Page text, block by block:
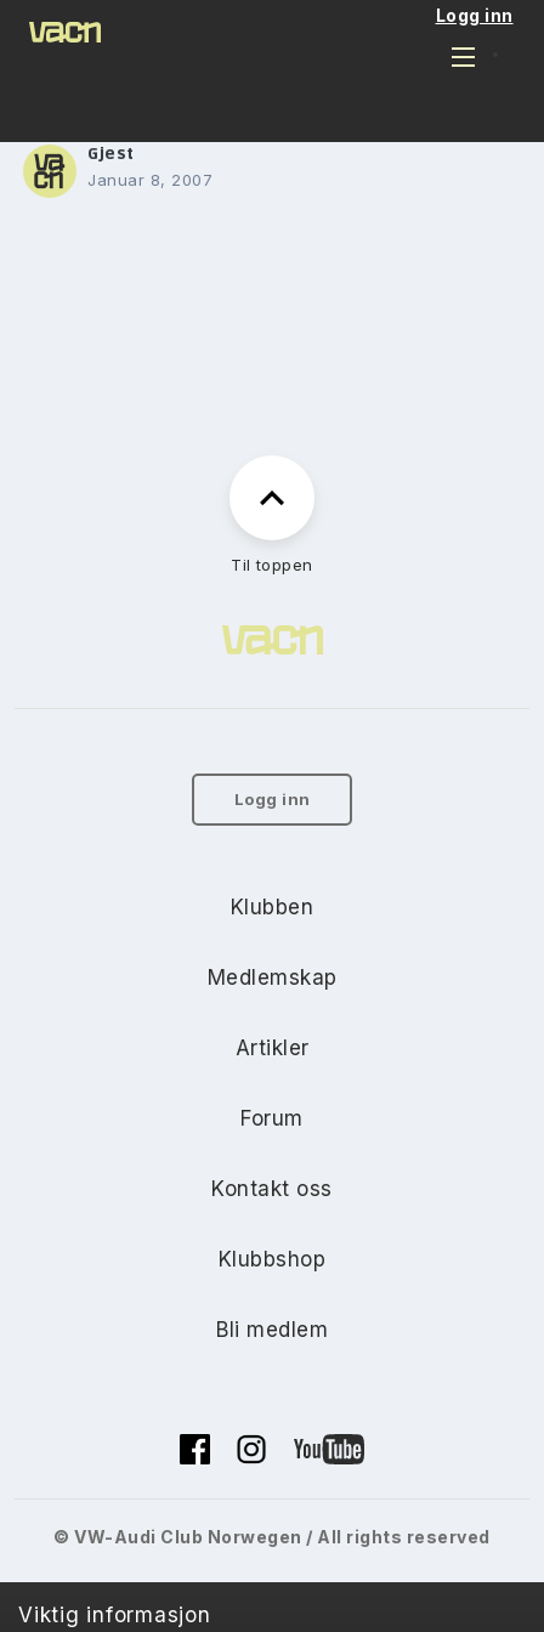
Logg inn
Gjest
Januar 8, 2007
Til toppen
Logg inn
Klubben
Medlemskap
Artikler
Forum
Kontakt oss
Klubbshop
Bli medlem
© VW-Audi Club Norwegen / All rights reserved
Viktig informasjon